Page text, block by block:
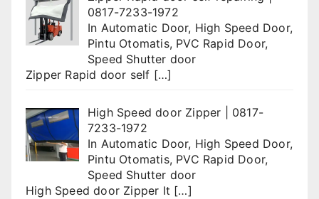
0817-7233-1972
In Automatic Door, High Speed Door,
Pintu Otomatis, PVC Rapid Door,
Speed Shutter door
Zipper Rapid door self […]
High Speed door Zipper | 0817-
7233-1972
In Automatic Door, High Speed Door,
Pintu Otomatis, PVC Rapid Door,
Speed Shutter door
High Speed door Zipper It […]